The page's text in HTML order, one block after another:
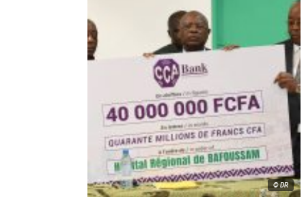
© DR